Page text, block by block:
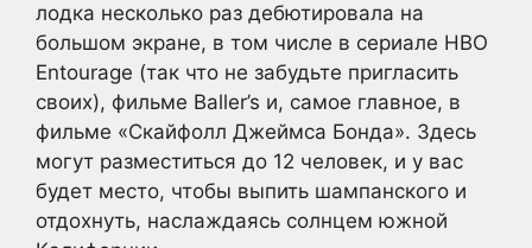
лодка несколько раз дебютировала на
большом экране, в том числе в сериале HBO
Entourage (так что не забудьте пригласить
своих), фильме Baller’s и, самое главное, в
фильме «Скайфолл Джеймса Бонда». Здесь
могут разместиться до 12 человек, и у вас
будет место, чтобы выпить шампанского и
отдохнуть, наслаждаясь солнцем южной